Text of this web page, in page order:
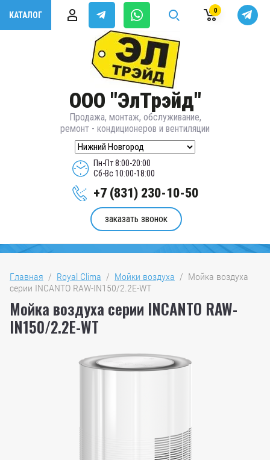
КАТАЛОГ 0
ООО "ЭлТрэйд"
Продажа, монтаж, обслуживание,
ремонт - кондиционеров и вентиляции
Пн-Пт 8:00-20:00
Сб-Вс 10:00-18:00
+7 (831) 230-10-50
заказать звонок
Главная
  /
Royal Clima
  /
Мойки воздуха
  /  Мойка воздуха
серии INCANTO RAW-IN150/2.2E-WT
Мойка воздуха серии INCANTO RAW-
IN150/2.2E-WT